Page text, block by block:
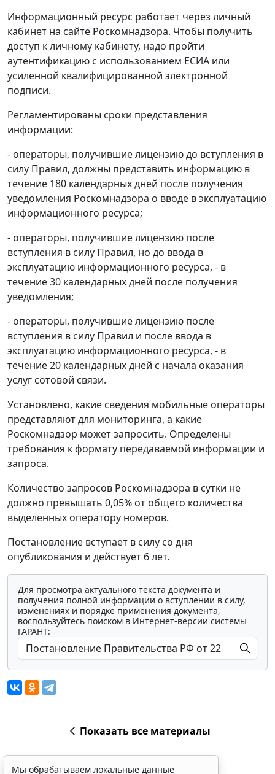
Информационный ресурс работает через личный
кабинет на сайте Роскомнадзора. Чтобы получить
доступ к личному кабинету, надо пройти
аутентификацию с использованием ЕСИА или
усиленной квалифицированной электронной
подписи.
Регламентированы сроки представления
информации:
- операторы, получившие лицензию до вступления в
силу Правил, должны представить информацию в
течение 180 календарных дней после получения
уведомления Роскомнадзора о вводе в эксплуатацию
информационного ресурса;
- операторы, получившие лицензию после
вступления в силу Правил, но до ввода в
эксплуатацию информационного ресурса, - в
течение 30 календарных дней после получения
уведомления;
- операторы, получившие лицензию после
вступления в силу Правил и после ввода в
эксплуатацию информационного ресурса, - в
течение 20 календарных дней с начала оказания
услуг сотовой связи.
Установлено, какие сведения мобильные операторы
представляют для мониторинга, а какие
Роскомнадзор может запросить. Определены
требования к формату передаваемой информации и
запроса.
Количество запросов Роскомнадзора в сутки не
должно превышать 0,05% от общего количества
выделенных оператору номеров.
Постановление вступает в силу со дня
опубликования и действует 6 лет.
Для просмотра актуального текста документа и
получения полной информации о вступлении в силу,
изменениях и порядке применения документа,
воспользуйтесь поиском в Интернет-версии системы
ГАРАНТ:
Показать все материалы
Мы обрабатываем локальные данные